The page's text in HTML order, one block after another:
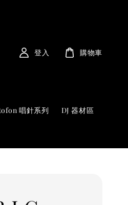
唱針系列 DJ 器材區
登入 購物車